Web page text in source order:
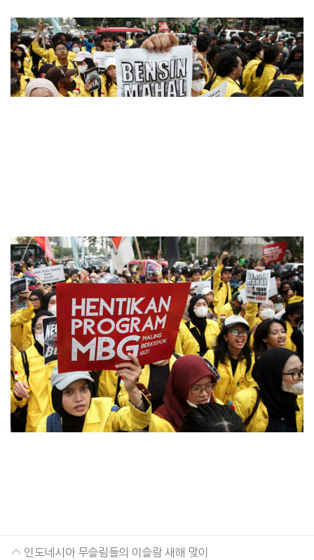
인도네시아 무슬림들의 이슬람 새해 맞이